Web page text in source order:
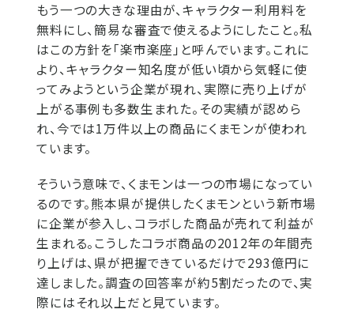
もう一つの大きな理由が、キャラクター利用料を
無料にし、簡易な審査で使えるようにしたこと。私
はこの方針を「楽市楽座」と呼んでいます。これに
より、キャラクター知名度が低い頃から気軽に使
ってみようという企業が現れ、実際に売り上げが
上がる事例も多数生まれた。その実績が認めら
れ、今では1万件以上の商品にくまモンが使われ
ています。
そういう意味で、くまモンは一つの市場になってい
るのです。熊本県が提供したくまモンという新市場
に企業が参入し、コラボした商品が売れて利益が
生まれる。こうしたコラボ商品の2012年の年間売
り上げは、県が把握できているだけで293億円に
達しました。調査の回答率が約5割だったので、実
際にはそれ以上だと見ています。